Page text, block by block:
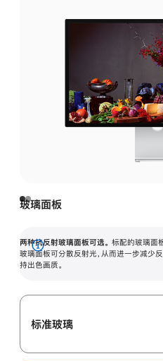
玻璃面板
两种抗反射玻璃面板可选。 标配的玻璃面
玻璃面板可分散反射光，从而进一步减少
持出色画质。
展
开
标准玻璃